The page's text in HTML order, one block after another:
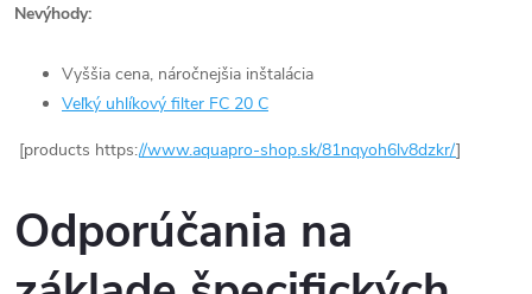
Nevýhody:
Vyššia cena, náročnejšia inštalácia
Veľký uhlíkový filter FC 20 C
[products https://www.aquapro-shop.sk/81nqyoh6lv8dzkr/]
Odporúčania na